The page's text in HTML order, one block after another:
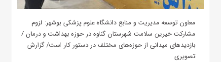
معاون توسعه مدیریت و منابع دانشگاه علوم پزشکی بوشهر: لزوم
مشارکت خیرین سلامت شهرستان گناوه در حوزه بهداشت و درمان /
بازدیدهای میدانی از حوزه‌های مختلف در دستور کار است/ گزارش
تصویری